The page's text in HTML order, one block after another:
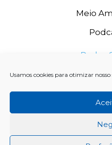
Usamos cookies para otimizar nosso
Meio
Redes